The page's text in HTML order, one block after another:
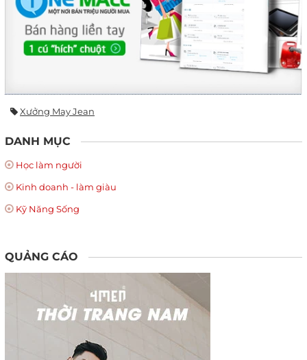
Xưởng May Jean
DANH MỤC
Học làm người
Kinh doanh - làm giàu
Kỹ Năng Sống
QUẢNG CÁO